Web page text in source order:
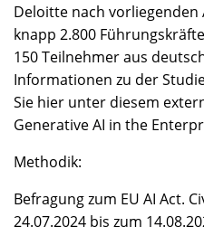
Deloitte nach
knapp 2.800
150 Teilnehmer aus
Informationen zu der
Sie hier unter diesem
Generative AI in the
Methodik:
Befragung zum EU AI Act.
24.07.2024 bis zum